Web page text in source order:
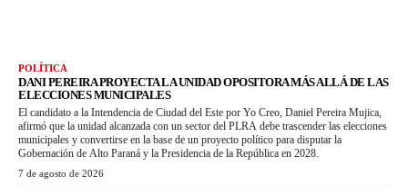
POLÍTICA
DANI PEREIRA PROYECTA LA UNIDAD OPOSITORA MÁS ALLÁ DE LAS
ELECCIONES MUNICIPALES
El candidato a la Intendencia de Ciudad del Este por Yo Creo, Daniel Pereira Mujica,
afirmó que la unidad alcanzada con un sector del PLRA debe trascender las elecciones
municipales y convertirse en la base de un proyecto político para disputar la
Gobernación de Alto Paraná y la Presidencia de la República en 2028.
7 de agosto de 2026